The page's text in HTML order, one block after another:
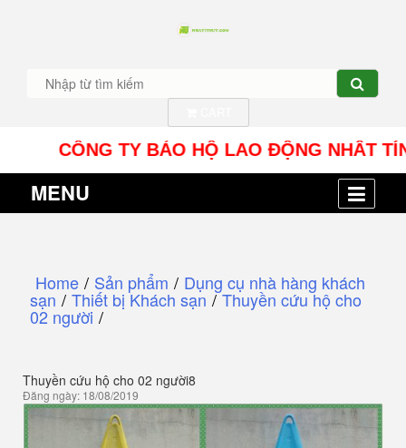
CÔNG TY BẢO HỘ LAO ĐỘNG NHÂT
MENU
Home / Sản phẩm / Dụng cụ nhà hàng khách
sạn / Thiết bị Khách sạn / Thuyền cứu hộ cho
02 người /
Thuyền cứu hộ cho 02 người8
Đăng ngày: 18/08/2019